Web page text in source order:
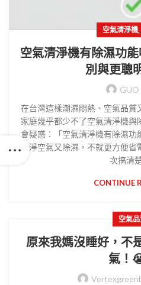
空氣清淨機,
空氣清淨機有除濕功
別與更聰
GUO
在台灣這樣潮濕悶熱、空氣品質
家庭幾乎都少不了空氣清淨機與
會疑惑：「空氣清淨機有除濕
清淨空氣又除濕，不就更方便
次搞清
CONTINUE
空氣
原來我媽沒睡好，不
氣！